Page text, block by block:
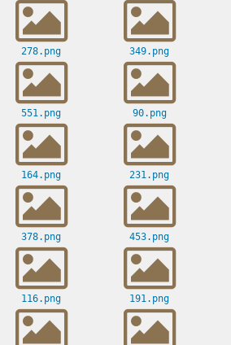
278.png 349.png
551.png 90.png
164.png 231.png
378.png 453.png
116.png 191.png